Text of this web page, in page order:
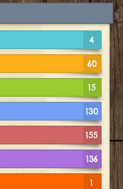
4
60
15
130
155
136
1